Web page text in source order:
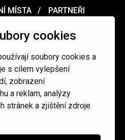
cookies
soubory cookies a
s cílem vylepšení
zobrazení
a reklam, analýzy
stránek a zjištění zdroje
MÍSTA PARTNEŘI
/ Obchodní podmínky